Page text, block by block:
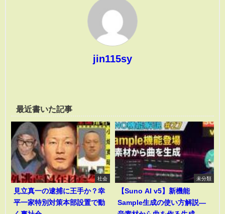
jin115sy
最近書いた記事
社会
見立真一の逮捕に王手か？幸
平一家特別対策本部設置で動
未分類
【Suno AI v5】新機能
Sample生成の使い方解説―